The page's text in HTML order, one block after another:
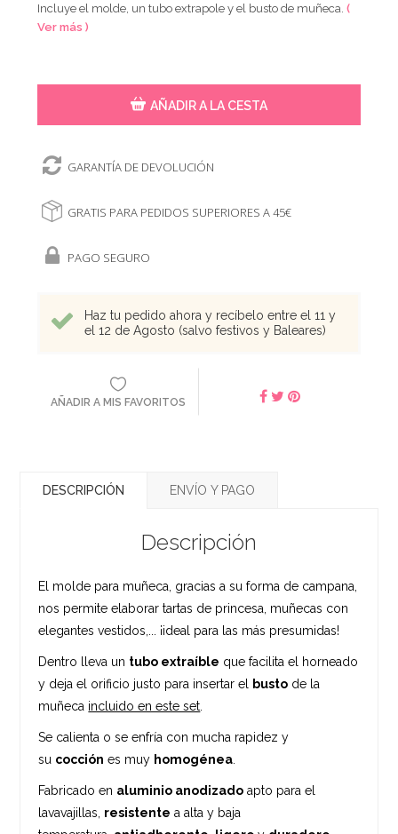
Incluye el molde, un tubo extrapole y el busto de muñeca.(
Ver más )
AÑADIR A LA CESTA
GARANTÍA DE DEVOLUCIÓN
GRATIS PARA PEDIDOS SUPERIORES A 45€
PAGO SEGURO
Haz tu pedido ahora y recíbelo entre el 11 y
el 12 de Agosto (salvo festivos y Baleares)
AÑADIR A MIS FAVORITOS
DESCRIPCIÓN ENVÍO Y PAGO
Descripción
El molde para muñeca, gracias a su forma de campana,
nos permite elaborar tartas de princesa, muñecas con
elegantes vestidos,... ¡ideal para las más presumidas!
Dentro lleva un tubo extraíble que facilita el horneado
y deja el orificio justo para insertar el
busto de la
muñeca incluido en este set
Se calienta o se enfría con mucha rapidez y
su cocción es muy homogénea
Fabricado en aluminio anodizado apto para el
lavavajillas, resistente a alta y baja